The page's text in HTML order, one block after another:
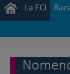
La FCI